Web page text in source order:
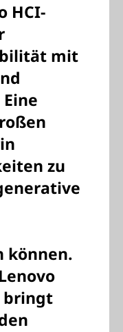
HCI-
mit
zu
können.
bringt